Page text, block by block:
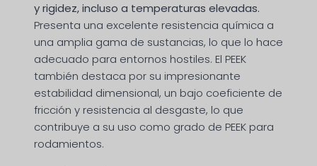
y rigidez, incluso a temperaturas elevadas.
Presenta una excelente resistencia química a
una amplia gama de sustancias, lo que lo hace
adecuado para entornos hostiles. El PEEK
también destaca por su impresionante
estabilidad dimensional, un bajo coeficiente de
fricción y resistencia al desgaste, lo que
contribuye a su uso como grado de PEEK para
rodamientos.